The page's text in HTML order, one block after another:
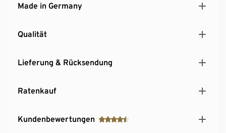
Made in Germany
Qualität
Lieferung & Rücksendung
Ratenkauf
Kundenbewertungen